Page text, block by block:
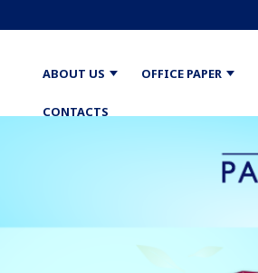
ABOUT US OFFICE PAPER
CONTACTS